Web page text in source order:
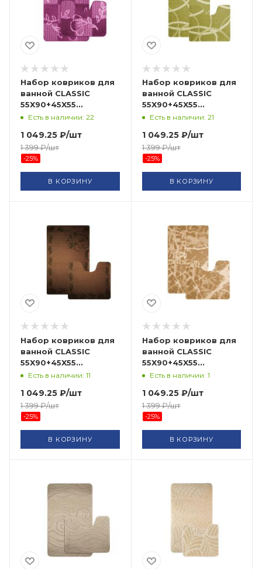
Набор ковриков для
ванной CLASSIC
55X90+45X55
CLC10202004-FUCHSIA
Есть в наличии: 22
1 049.25 ₽/шт
1 399₽/шт
-25%
В КОРЗИНУ
Набор ковриков для
ванной CLASSIC
55X90+45X55
CLC10202015-LIGHT
Есть в наличии: 21
1 049.25₽/шт
1 399₽/шт
-25%
В КОРЗИНУ
Набор ковриков для
ванной CLASSIC
55X90+45X55
CLT202014-BROWN-151
Есть в наличии: 11
1 049.25 ₽/шт
1 399₽/шт
-25%
В КОРЗИНУ
Набор ковриков для
ванной CLASSIC
55X90+45X55
CLC10202014-LIGHT
Есть в наличии: 1
1 049.25₽/шт
1 399₽/шт
-25%
В КОРЗИНУ